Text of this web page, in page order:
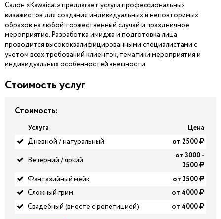
Салон «Kawaicat» предлагает услуги профессиональных
визажистов для создания индивидуальных и неповторимых
образов на любой торжественный случай и праздничное
мероприятие. Разработка имиджа и подготовка лица
проводится высококвалифицированными специалистами с
учетом всех требований клиенток, тематики мероприятия и
индивидуальных особенностей внешности.
Стоимость услуг
Стоимость:
Услуга
Цена
Дневной / натуральный
от 2500
Вечерний / яркий
от 3000 -
3500
Фантазийный мейк
от 3500
Сложный грим
от 4000
Свадебный (вместе с репетицией)
от 4000